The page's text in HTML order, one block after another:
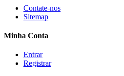
Contate-nos
Sitemap
Minha Conta
Entrar
Registrar